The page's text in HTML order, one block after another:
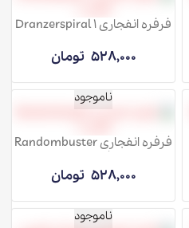
فرفره انفجاری Dranzerspiral 1
528,000 تومان
ناموجود
فرفره انفجاری Randombuster
528,000 تومان
ناموجود